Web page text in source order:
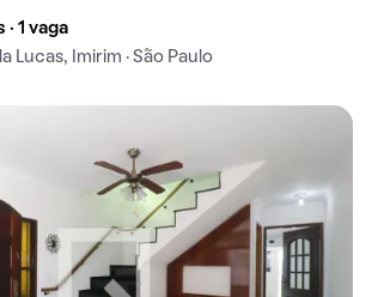
· 1 vaga
Lucas, Imirim · São Paulo